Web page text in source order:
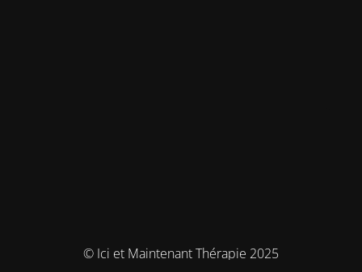
© Ici et Maintenant Thérapie 2025